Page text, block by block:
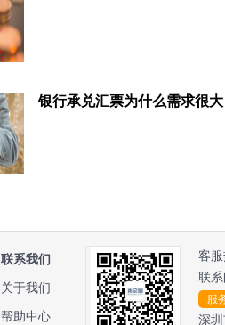
银行承兑汇票为什么需求很大
联系我们
关于我们
帮助中心
客服
联系
服
深